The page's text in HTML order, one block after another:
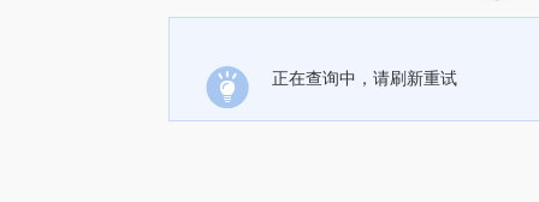
正在查询中，请刷新重试